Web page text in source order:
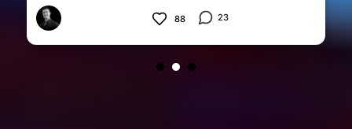
3- 2 positions de trading sur Bitcoin et Ethereum
88
23